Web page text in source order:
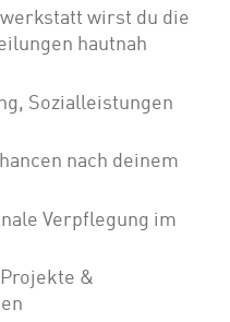
wirst du die
hautnah
Sozialleistungen
nach deinem
Verpflegung im
&